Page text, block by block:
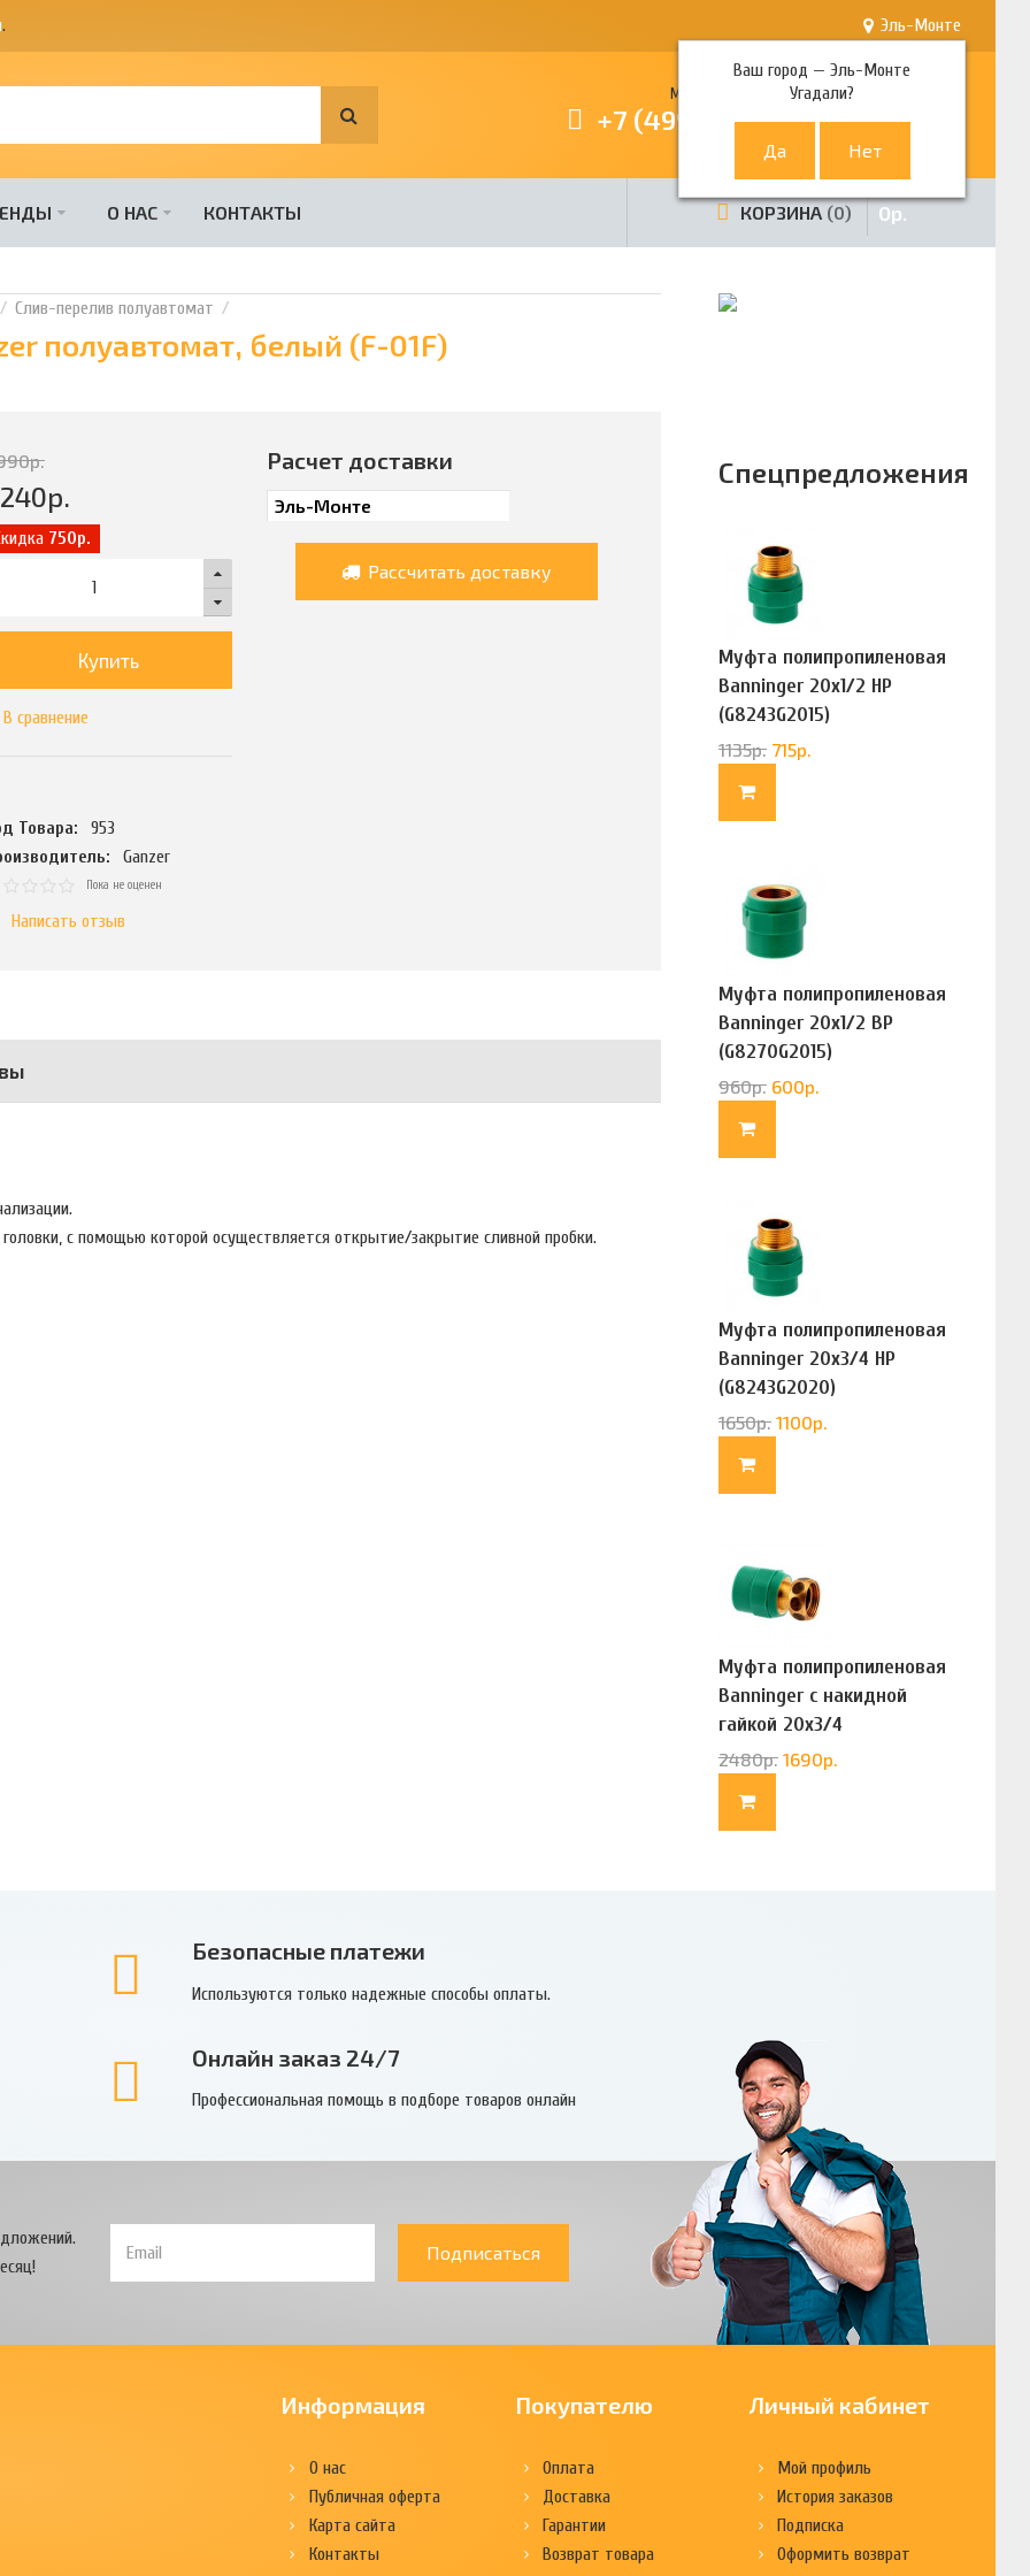
. Эль-Монте
Ваш город —Эль-Монте
Угадали?
Многоканальный телефон
+7 (499) 380-80-80
О НАС КОНТАКТЫ КОРЗИНА 0 0р.
Слив-перелив полуавтомат
полуавтомат, белый (F-01F)
р.
р.
750р.
Купить
В сравнение
Товара:
953
Ganzer
Пока не оценен
Написать отзыв
Расчет доставки
Рассчитать доставку
с помощью которой осуществляется открытие/закрытие сливной пробки.
Спецпредложения
Муфта полипропиленовая
Banninger 20х1/2 НР
(G8243G2015)
1135р. 715р.
Муфта полипропиленовая
Banninger 20х1/2 ВР
(G8270G2015)
960р. 600р.
Муфта полипропиленовая
Banninger 20х3/4 НР
(G8243G2020)
1650р. 1100р.
Муфта полипропиленовая
Banninger с накидной
гайкой 20х3/4
(G83322020)
2480р. 1690р.
Безопасные платежи
Используются только надежные способы оплаты.
Онлайн заказ 24/7
Профессиональная помощь в подборе товаров онлайн
Подписаться
Информация
О нас
Публичная оферта
Карта сайта
Контакты
Покупателю
Оплата
Доставка
Гарантии
Возврат товара
Личный кабинет
Мой профиль
История заказов
Подписка
Оформить возврат